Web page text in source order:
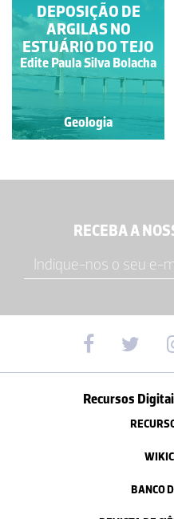
DEPOSIÇÃO DE
ARGILAS NO
ESTUÁRIO DO TEJO
Edite Paula Silva Bolacha
Geologia
RECEBA A
Recursos
BANCO